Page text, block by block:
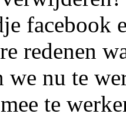
facebook
redenen
we nu te
te